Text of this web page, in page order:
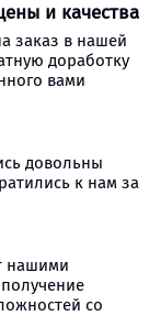
и качества
заказ в нашей
доработку
вами
довольны
к нам за
нашими
со